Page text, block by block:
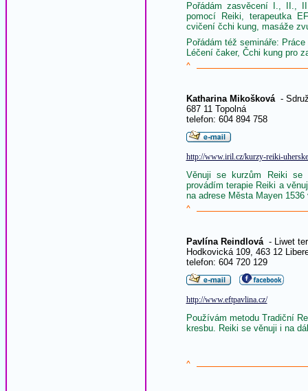
Pořádám zasvěcení I., II.,
pomocí Reiki, terapeutka
cvičení čchi kung, masáže
Pořádám též semináře:
Léčení čaker, Čchi kung pro
^
Katharina Mikošková-
687 11 Topolná
telefon: 604 894 758
http://www.iril.cz/kurzy-reiki-
Věnuji se kurzům Reiki se
provádím terapie Reiki a
na adrese Města Mayen
^
Pavlína Reindlová- Liwet
Hodkovická 109, 463 12
telefon: 604 720 129
http://www.eftpavlina.cz/
Používám metodu Tradiční
kresbu. Reiki se věnuji i na
^